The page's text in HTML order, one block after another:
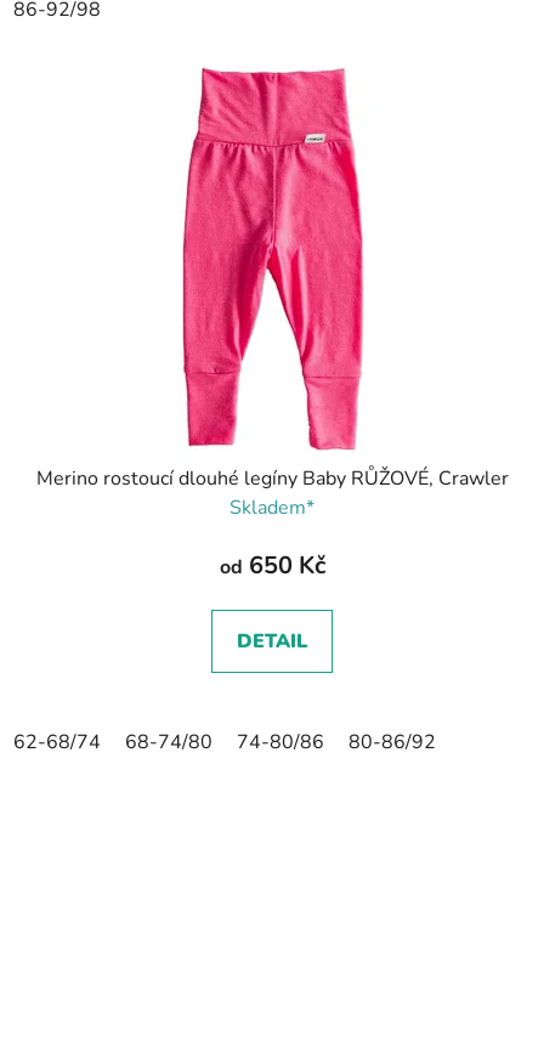
86-92/98
Merino rostoucí dlouhé legíny Baby RŮŽOVÉ, Crawler
Skladem*
od 650 Kč
DETAIL
62-68/74 68-74/80 74-80/86 80-86/92